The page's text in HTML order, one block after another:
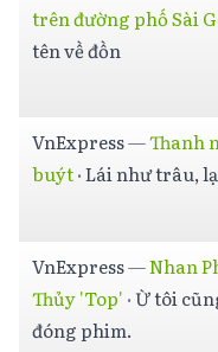
trên đường phố Sài
tên về đồn
VnExpress—Thanh
buýt·Lái như trâu,
VnExpress—Nhan
Thủy 'Top' ·Ừ tôi
đóng phim.